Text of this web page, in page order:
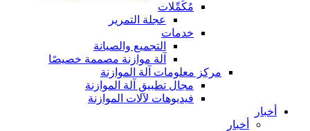
مُكَمِّلات
عجلة التمرير
خدمات
التجميع والصيانة
آلة موازنة مصممة خصيصًا
مركز معلومات آلة الموازنة
مجال تطبيق آلة الموازنة
فيديوهات لآلات الموازنة
أخبار
أخبار